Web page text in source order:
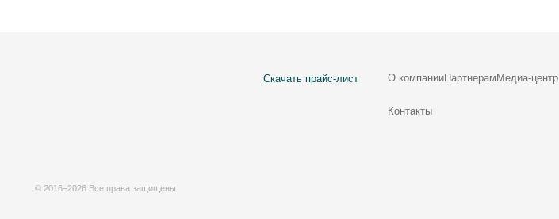
Скачать прайс-лист О компанииПартнерам Медиа-центр
Контакты
© 2016–2026 Все права защищены